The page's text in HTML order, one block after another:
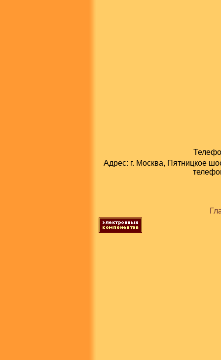
Адрес: г. Москва, Пятницкое